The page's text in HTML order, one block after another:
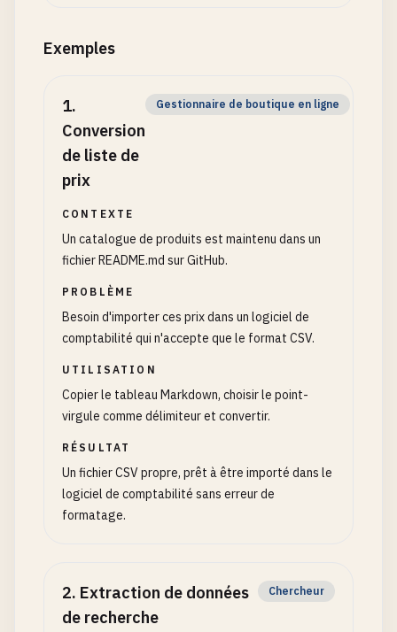
Exemples
1.
Conversion
de liste de
prix
Gestionnaire de boutique en ligne
CONTEXTE
Un catalogue de produits est maintenu dans un
fichier README.md sur GitHub.
PROBLÈME
Besoin d'importer ces prix dans un logiciel de
comptabilité qui n'accepte que le format CSV.
UTILISATION
Copier le tableau Markdown, choisir le point-
virgule comme délimiteur et convertir.
RÉSULTAT
Un fichier CSV propre, prêt à être importé dans le
logiciel de comptabilité sans erreur de
formatage.
2. Extraction de données
de recherche
Chercheur